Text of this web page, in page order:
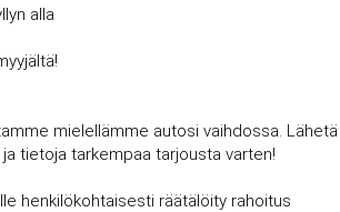
alla
mielellämme autosi vaihdossa. Lähetä
ja tietoja tarkempaa tarjousta varten!
henkilökohtaisesti räätälöity rahoitus